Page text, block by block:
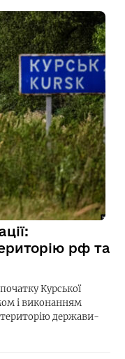
рф та
Курської
і виконанням
територію держави-